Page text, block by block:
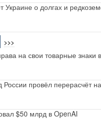
Украине о долгах и
>>>
на свои товарные знаки
провёл перерасчёт
$50 млрд в OpenAI